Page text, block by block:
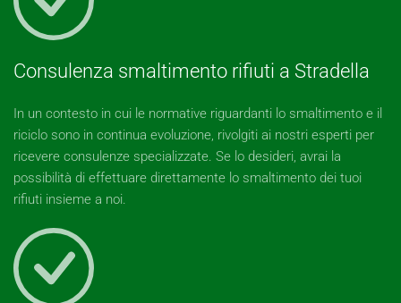
Consulenza smaltimento rifiuti a Stradella
In un contesto in cui le normative riguardanti lo smaltimento e il
riciclo sono in continua evoluzione, rivolgiti ai nostri esperti per
ricevere consulenze specializzate. Se lo desideri, avrai la
possibilità di effettuare direttamente lo smaltimento dei tuoi
rifiuti insieme a noi.